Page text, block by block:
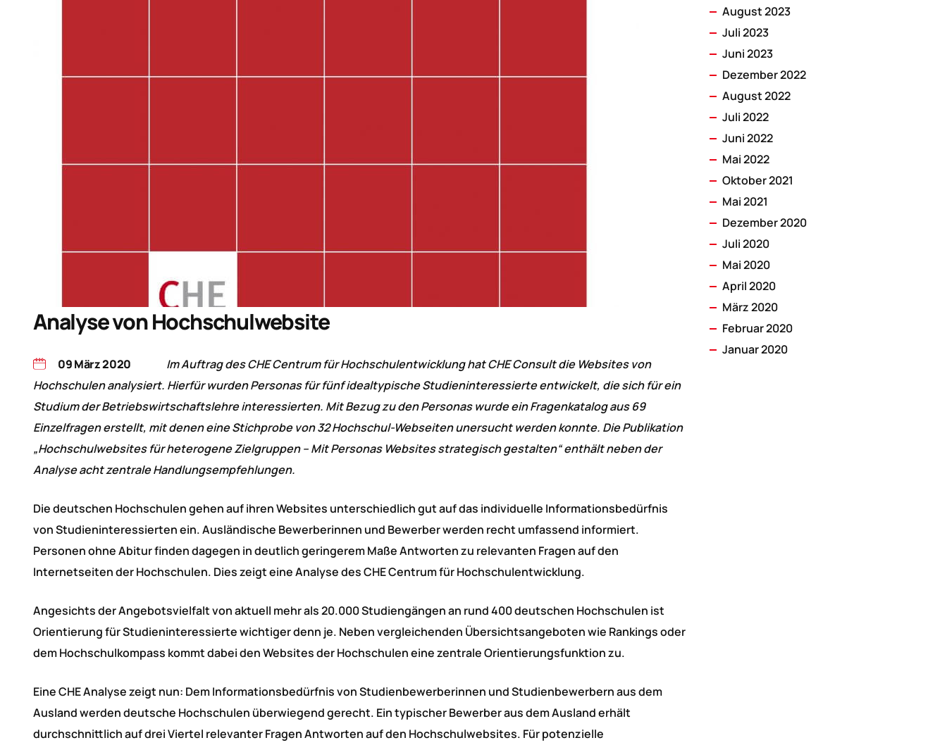
Analyse von Hochschulwebsite
09 März 2020
Im Auftrag des CHE Centrum für Hochschulentwicklung hat CHE Consult die Websites von
Hochschulen analysiert. Hierfür wurden Personas für fünf idealtypische Studieninteressierte entwickelt, die sich für ein
Studium der Betriebswirtschaftslehre interessierten. Mit Bezug zu den Personas wurde ein Fragenkatalog aus 69
Einzelfragen erstellt, mit denen eine Stichprobe von 32 Hochschul-Webseiten unersucht werden konnte. Die Publikation
„Hochschulwebsites für heterogene Zielgruppen – Mit Personas Websites strategisch gestalten“ enthält neben der
Analyse acht zentrale Handlungsempfehlungen.
Die deutschen Hochschulen gehen auf ihren Websites unterschiedlich gut auf das individuelle Informationsbedürfnis
von Studieninteressierten ein. Ausländische Bewerberinnen und Bewerber werden recht umfassend informiert.
Personen ohne Abitur finden dagegen in deutlich geringerem Maße Antworten zu relevanten Fragen auf den
Internetseiten der Hochschulen. Dies zeigt eine Analyse des CHE Centrum für Hochschulentwicklung.
Angesichts der Angebotsvielfalt von aktuell mehr als 20.000 Studiengängen an rund 400 deutschen Hochschulen ist
Orientierung für Studieninteressierte wichtiger denn je. Neben vergleichenden Übersichtsangeboten wie Rankings oder
dem Hochschulkompass kommt dabei den Websites der Hochschulen eine zentrale Orientierungsfunktion zu.
Eine CHE Analyse zeigt nun: Dem Informationsbedürfnis von Studienbewerberinnen und Studienbewerbern aus dem
Ausland werden deutsche Hochschulen überwiegend gerecht. Ein typischer Bewerber aus dem Ausland erhält
durchschnittlich auf drei Viertel relevanter Fragen Antworten auf den Hochschulwebsites. Für potenzielle
August 2023
Juli 2023
Juni 2023
Dezember 2022
August 2022
Juli 2022
Juni 2022
Mai 2022
Oktober 2021
Mai 2021
Dezember 2020
Juli 2020
Mai 2020
April 2020
März 2020
Februar 2020
Januar 2020